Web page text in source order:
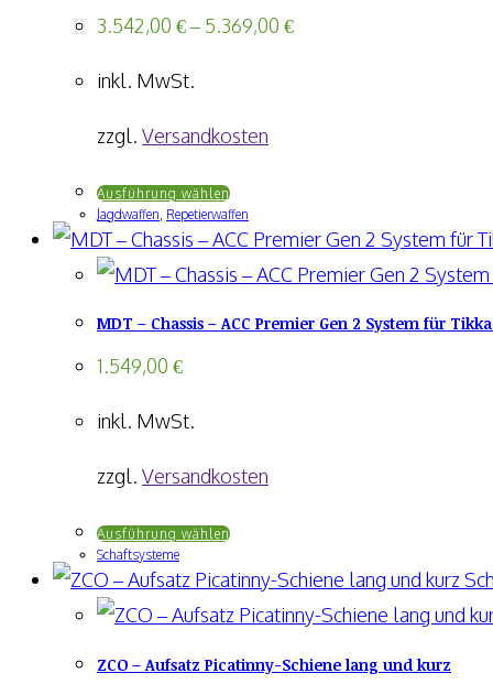
auf.
können
der
Produktseite
gewählt
3.542,00 €–5.369,00 €
inkl. MwSt.
zzgl. Versandkosten
Ausführung wählenDieses
Produkt
Varianten
können
der
Produktseite
gewählt
Jagdwaffen Repetierwaffen
MDT – Chassis – ACC Premier Gen 2 System für
1.549,00 €
inkl. MwSt.
zzgl. Versandkosten
Ausführung wählenDieses
Varianten
Schaftsysteme
ZCO – Aufsatz Picatinny-Schiene lang und kurz